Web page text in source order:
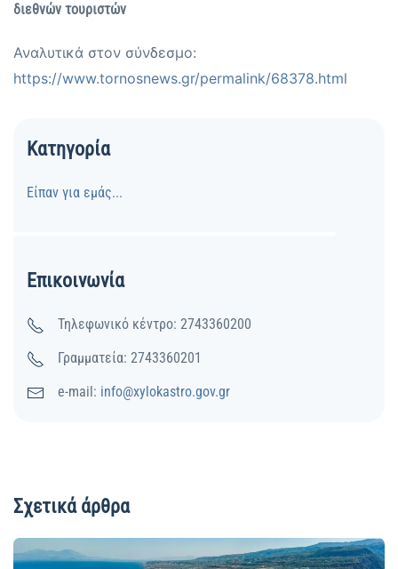
διεθνών τουριστών
Αναλυτικά στον σύνδεσμο:
https://www.tornosnews.gr/permalink/68378.html
Κατηγορία
Είπαν για εμάς...
Επικοινωνία
Τηλεφωνικό κέντρο: 2743360200
Γραμματεία: 2743360201
e-mail: info@xylokastro.gov.gr
Σχετικά άρθρα